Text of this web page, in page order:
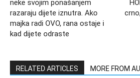
neke svojim ponašanjem
razaraju dijete iznutra. Ako
majka radi OVO, rana ostaje i
kad dijete odraste
RELATED ARTICLES MORE FROM